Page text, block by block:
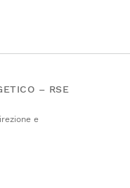
– RSE
e